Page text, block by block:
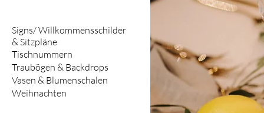
Signs/ Willkommensschilder
& Sitzpläne
Tischnummern
Traubögen & Backdrops
Vasen & Blumenschalen
Weihnachten